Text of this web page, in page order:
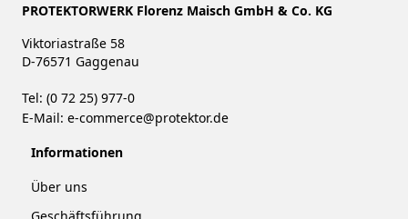
PROTEKTORWERK Florenz Maisch GmbH & Co. KG
Viktoriastraße 58
D-76571 Gaggenau
Tel: (0 72 25) 977-0
E-Mail: e-commerce@protektor.de
Informationen
Über uns